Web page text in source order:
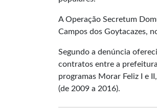
A Operação Secretum
Campos dos Goytacazes,
Segundo a denúncia
contratos entre a
programas Morar Feliz I e
(de 2009 a 2016).